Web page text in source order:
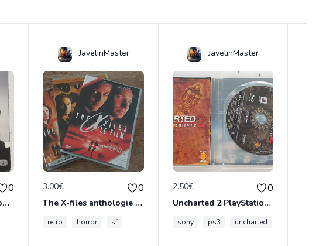
0
The Girl Dragon Tattoo - Blu-Ray
JavelinMaster
3.00€ 0
The X-files anthologie 2 DVD
retro horror sf
JavelinMaster
2.50€ 0
Uncharted 2 PlayStation3
sony ps3 uncharted